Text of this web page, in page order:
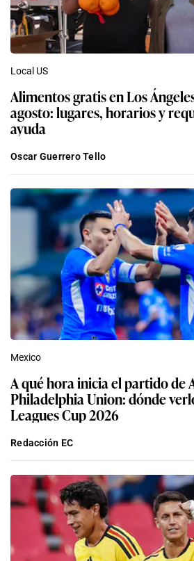
Local US
Alimentos gratis en Los
agosto: lugares, horarios y
ayuda
Oscar Guerrero Tello
Mexico
A qué hora inicia el partido de
Philadelphia Union: dónde
Leagues Cup 2026
Redacción EC